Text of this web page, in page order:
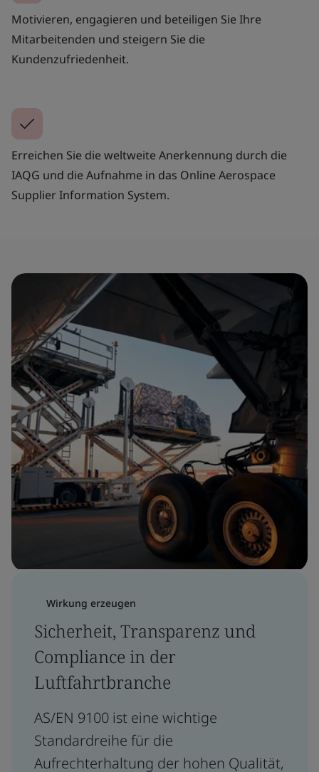
Motivieren, engagieren und beteiligen Sie Ihre
Mitarbeitenden und steigern Sie die
Kundenzufriedenheit.
Erreichen Sie die weltweite Anerkennung durch die
IAQG und die Aufnahme in das Online Aerospace
Supplier Information System.
Wirkung erzeugen
Sicherheit, Transparenz und
Compliance in der
Luftfahrtbranche
AS/EN 9100 ist eine wichtige
Standardreihe für die
Aufrechterhaltung der hohen Qualität,